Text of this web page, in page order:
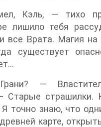
Кэль, — тихо
лишило тебя
все Врата. Магия на
существует
—
Старые страшилки.
Я точно знаю, что
карте,